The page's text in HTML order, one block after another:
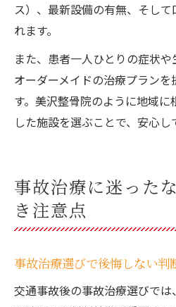
ス）、最新設備の有無、そし
れます。
また、患者一人ひとりの症状
オーダーメイドの治療プラン
す。美沢整骨院のように地域
した施設を選ぶことで、安心し
事故治療に迷った
き注意点
事故治療選びで後悔しない判
交通事故後の事故治療選びで